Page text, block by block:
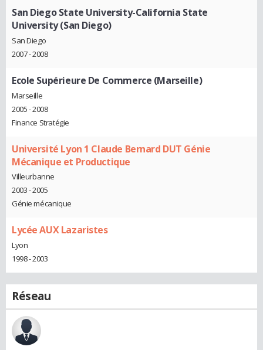
San Diego State University-California State
University (San Diego)
San Diego
2007 - 2008
Ecole Supérieure De Commerce (Marseille)
Marseille
2005 - 2008
Finance Stratégie
Université Lyon 1 Claude Bernard DUT Génie
Mécanique et Productique
Villeurbanne
2003 - 2005
Génie mécanique
Lycée AUX Lazaristes
Lyon
1998 - 2003
Réseau